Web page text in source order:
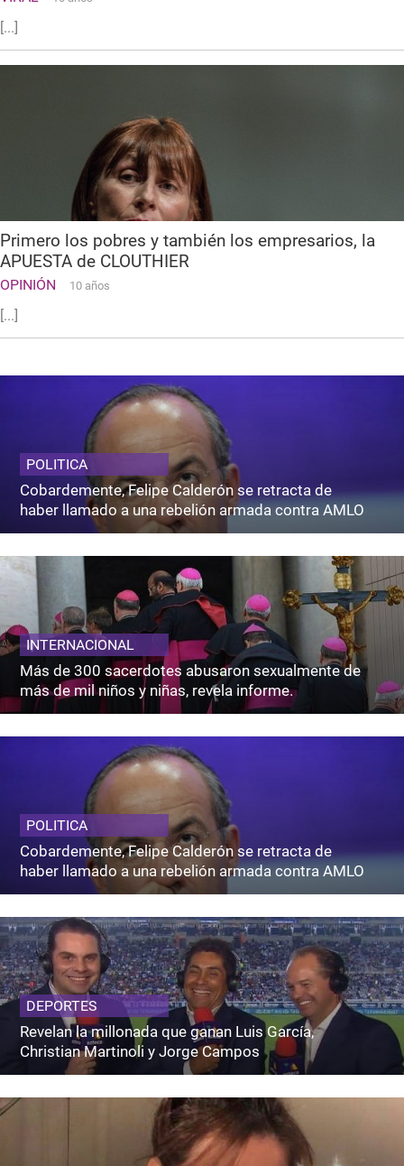
[...]
Primero los pobres y también los empresarios, la
APUESTA de CLOUTHIER
OPINIÓN 10 años
[...]
POLITICA
Cobardemente, Felipe Calderón se retracta de
haber llamado a una rebelión armada contra AMLO
INTERNACIONAL
Más de 300 sacerdotes abusaron sexualmente de
más de mil niños y niñas, revela informe.
POLITICA
Cobardemente, Felipe Calderón se retracta de
haber llamado a una rebelión armada contra AMLO
DEPORTES
Revelan la millonada que ganan Luis García,
Christian Martinoli y Jorge Campos